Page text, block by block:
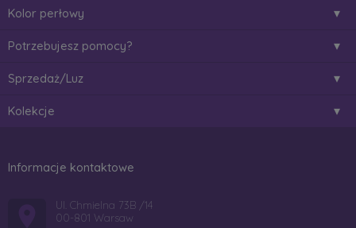
Kolor perłowy
Potrzebujesz pomocy?
Sprzedaż/Luz
Kolekcje
Informacje kontaktowe
Ul. Chmielna 73B /14
00-801 Warsaw